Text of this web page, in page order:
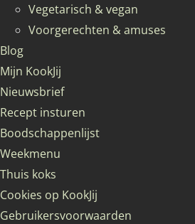
Vegetarisch & vegan
Voorgerechten & amuses
Blog
Mijn KookJij
Nieuwsbrief
Recept insturen
Boodschappenlijst
Weekmenu
Thuis koks
Cookies op KookJij
Gebruikersvoorwaarden